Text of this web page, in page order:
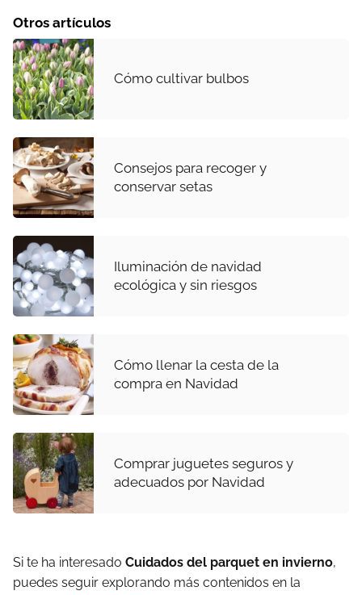
Otros artículos
Cómo cultivar bulbos
Consejos para recoger y
conservar setas
Iluminación de navidad
ecológica y sin riesgos
Cómo llenar la cesta de la
compra en Navidad
Comprar juguetes seguros y
adecuados por Navidad
Si te ha interesado Cuidados del parquet en invierno,
puedes seguir explorando más contenidos en la